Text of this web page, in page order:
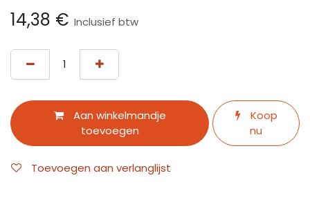
14,38 € Inclusief btw
Aan winkelmandje
toevoegen
Koop
nu
Toevoegen aan verlanglijst